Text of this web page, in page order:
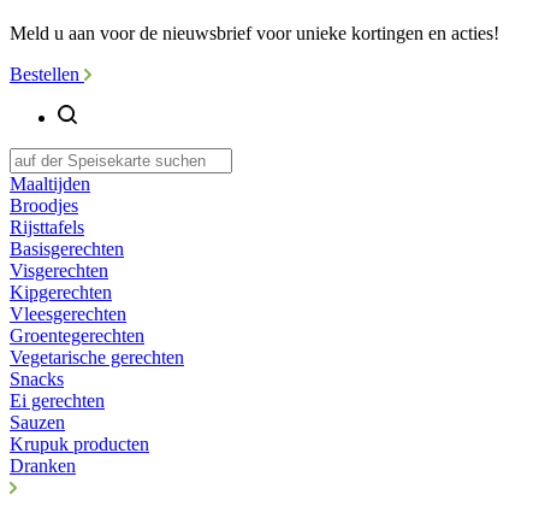
Meld u aan voor de nieuwsbrief voor unieke kortingen en acties!
Bestellen
Maaltijden
Broodjes
Rijsttafels
Basisgerechten
Visgerechten
Kipgerechten
Vleesgerechten
Groentegerechten
Vegetarische gerechten
Snacks
Ei gerechten
Sauzen
Krupuk producten
Dranken